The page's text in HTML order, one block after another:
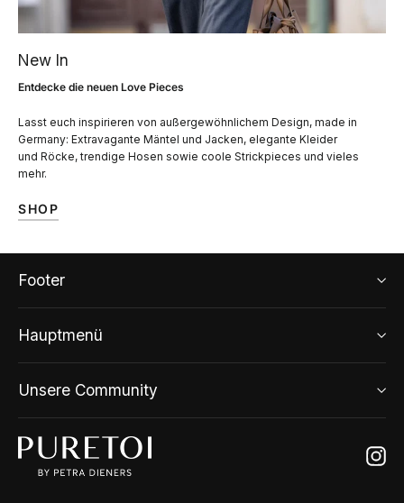
New In
Entdecke die neuen Love Pieces
Lasst euch inspirieren von außergewöhnlichem Design, made in
Germany: Extravagante Mäntel und Jacken, elegante Kleider
und Röcke, trendige Hosen sowie coole Strickpieces und vieles
mehr.
SHOP
Footer
Hauptmenü
Unsere Community